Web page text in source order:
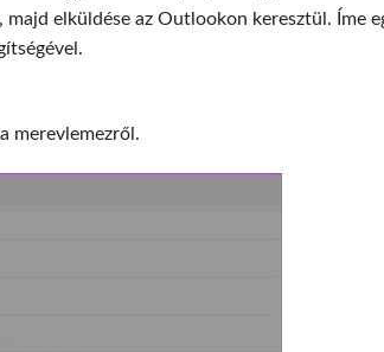
elküldése az Outlookon keresztül. Íme
merevlemezről.